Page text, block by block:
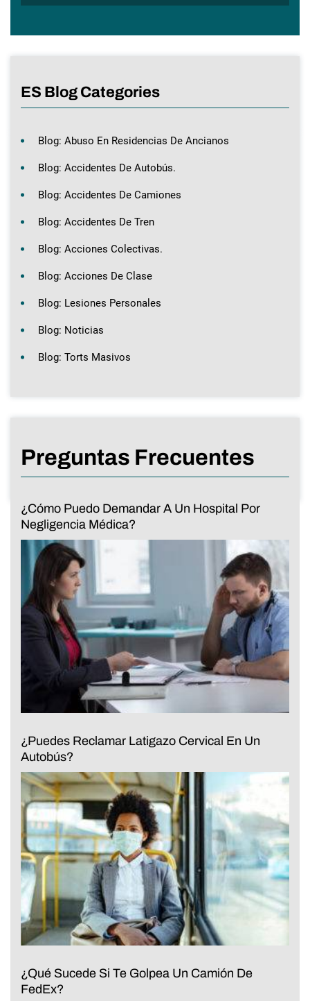
ES Blog Categories
Blog: Abuso En Residencias De Ancianos
Blog: Accidentes De Autobús.
Blog: Accidentes De Camiones
Blog: Accidentes De Tren
Blog: Acciones Colectivas.
Blog: Acciones De Clase
Blog: Lesiones Personales
Blog: Noticias
Blog: Torts Masivos
Preguntas Frecuentes
¿Cómo Puedo Demandar A Un Hospital Por
Negligencia Médica?
¿Puedes Reclamar Latigazo Cervical En Un
Autobús?
¿Qué Sucede Si Te Golpea Un Camión De
FedEx?